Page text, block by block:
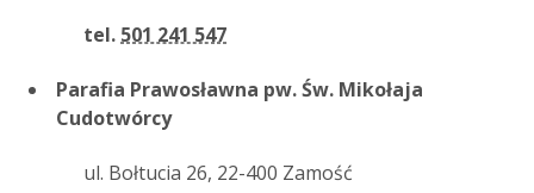
tel.501 241 547
Parafia Prawosławna pw. Św. Mikołaja
Cudotwórcy
ul. Bołtucia 26, 22-400 Zamość